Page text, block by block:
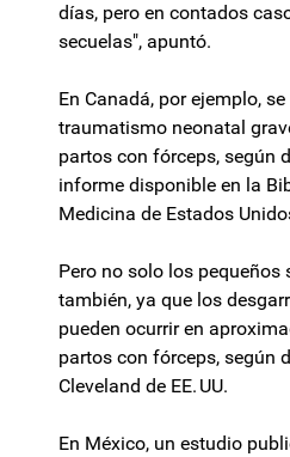
días, pero en contados
secuelas", apuntó.
En Canadá, por ejemplo,
traumatismo neonatal
partos con fórceps, según
informe disponible en la
Medicina de Estados
Pero no solo los pequeños
también, ya que los
pueden ocurrir en
partos con fórceps, según
Cleveland de EE. UU.
En México, un estudio